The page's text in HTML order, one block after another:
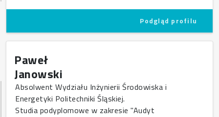
Podgląd profilu
Paweł
Janowski
Absolwent Wydziału Inżynierii Środowiska i
Energetyki Politechniki Śląskiej.
Studia podyplomowe w zakresie "Audyt